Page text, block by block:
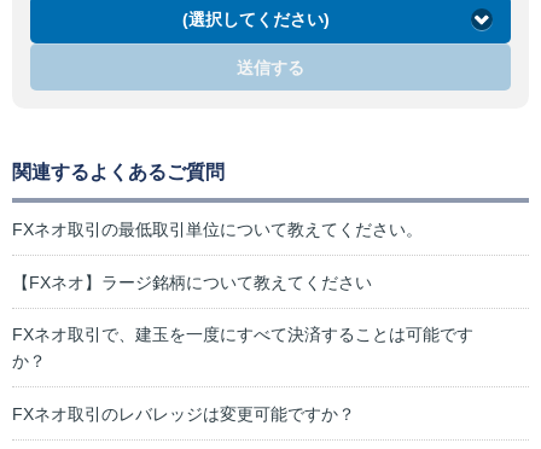
(選択してください)
送信する
関連するよくあるご質問
FXネオ取引の最低取引単位について教えてください。
【FXネオ】ラージ銘柄について教えてください
FXネオ取引で、建玉を一度にすべて決済することは可能です
か？
FXネオ取引のレバレッジは変更可能ですか？